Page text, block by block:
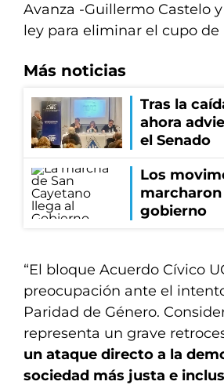
Avanza -Guillermo Castelo
ley para eliminar el cupo de
Más noticias
Tras la
ahora
el Senado
Los
marcharon
gobierno
“El bloque Acuerdo Cívico
preocupación ante el
Paridad de Género.
representa un grave
un ataque directo a la
sociedad más justa e